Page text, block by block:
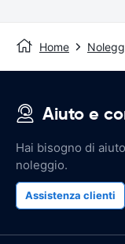
Home
Aiuto e
Hai bisogno di
noleggio.
Assistenza clienti